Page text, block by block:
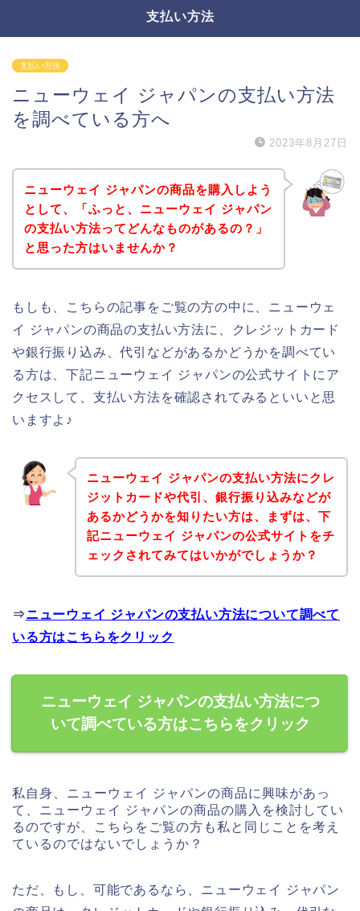
支払い方法
支払い方法
ニューウェイ ジャパンの支払い方法
を調べている方へ
2023年8月27日
ニューウェイ ジャパンの商品を購入しよう
として、「ふっと、ニューウェイ ジャパン
の支払い方法ってどんなものがあるの？」
と思った方はいませんか？
もしも、こちらの記事をご覧の方の中に、ニューウェ
イ ジャパンの商品の支払い方法に、クレジットカード
や銀行振り込み、代引などがあるかどうかを調べてい
る方は、下記ニューウェイ ジャパンの公式サイトにア
クセスして、支払い方法を確認されてみるといいと思
いますよ♪
ニューウェイ ジャパンの支払い方法にクレ
ジットカードや代引、銀行振り込みなどが
あるかどうかを知りたい方は、まずは、下
記ニューウェイ ジャパンの公式サイトをチ
ェックされてみてはいかがでしょうか？
⇒ニューウェイ ジャパンの支払い方法について調べて
いる方はこちらをクリック
ニューウェイ ジャパンの支払い方法につ
いて調べている方はこちらをクリック
私自身、ニューウェイ ジャパンの商品に興味があっ
て、ニューウェイ ジャパンの商品の購入を検討してい
るのですが、こちらをご覧の方も私と同じことを考え
ているのではないでしょうか？
ただ、もし、可能であるなら、ニューウェイ ジャパン